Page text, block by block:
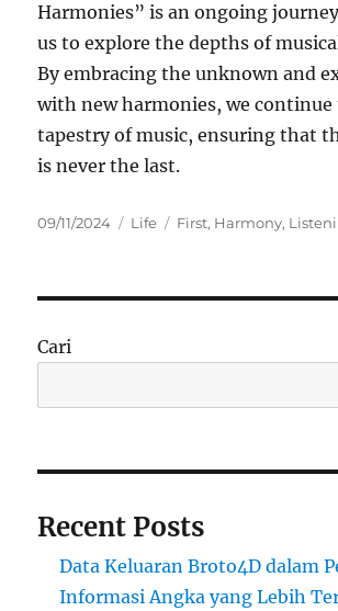
Harmonies” is an ongoing
us to explore the depths of
By embracing the unknown and
with new harmonies, we
tapestry of music, ensuring that
is never the last.
Posted
09/11/2024 Categories
Life Tags
First, Harmony,
Cari
Recent Posts
Data Keluaran Broto4D dalam
Informasi Angka yang Lebih